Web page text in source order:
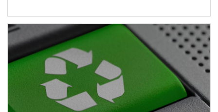
De nombreuses enquêtes battent , pourtant, en
brèche ces représentations pour constater, sans les
idéaliser, la grande diversité des usages numériques
des collégiennes et collégiens. Dans le cadre de
Numérique en Commun[s], le Programme Société
Numérique de l’ANCT s’était associé, en mars 2024,
au journal Le Monde pour une conférence visant à
décrypter le rapport des jeunes au numérique. Cette